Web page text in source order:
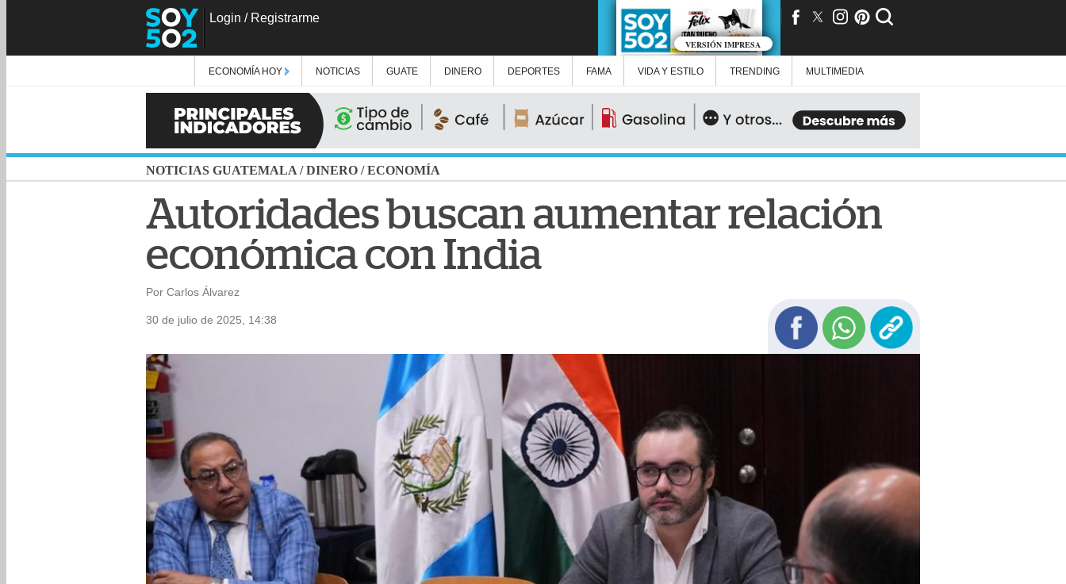
Login / Registrarme
VERSIÓN IMPRESA
ECONOMÍA HOY NOTICIAS GUATE DINERO DEPORTES FAMA VIDA Y ESTILO TRENDING MULTIMEDIA
NOTICIAS GUATEMALA /DINERO /ECONOMÍA
Autoridades buscan aumentar relación
económica con India
Por Carlos Álvarez
30 de julio de 2025, 14:38